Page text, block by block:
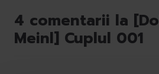
4 comentarii la
Meinl] Cuplul 001